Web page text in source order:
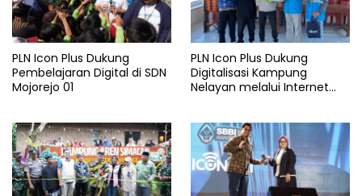
PLN Icon Plus Dukung
Pembelajaran Digital di SDN
Mojorejo 01
PLN Icon Plus Dukung
Digitalisasi Kampung
Nelayan melalui Internet